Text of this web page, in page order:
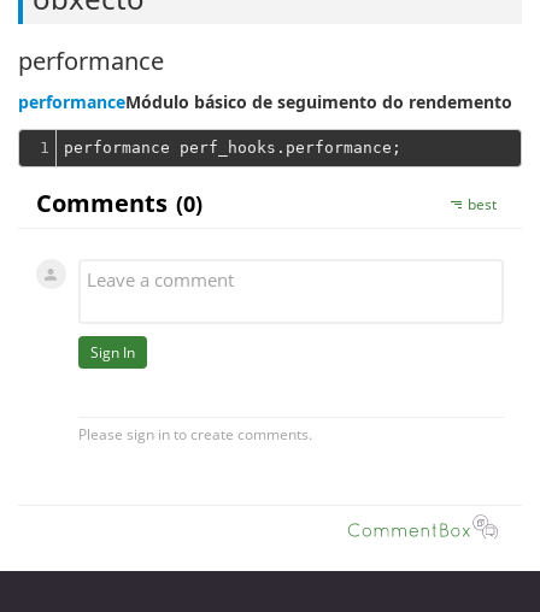
performance
performanceMódulo básico de seguimento do rendemento
1